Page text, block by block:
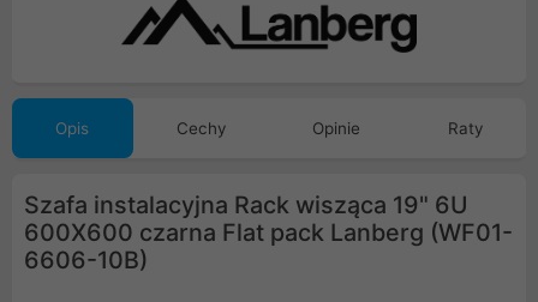
Opis Cechy Opinie Raty
Szafa instalacyjna Rack wisząca 19" 6U
600X600 czarna Flat pack Lanberg (WF01-
6606-10B)